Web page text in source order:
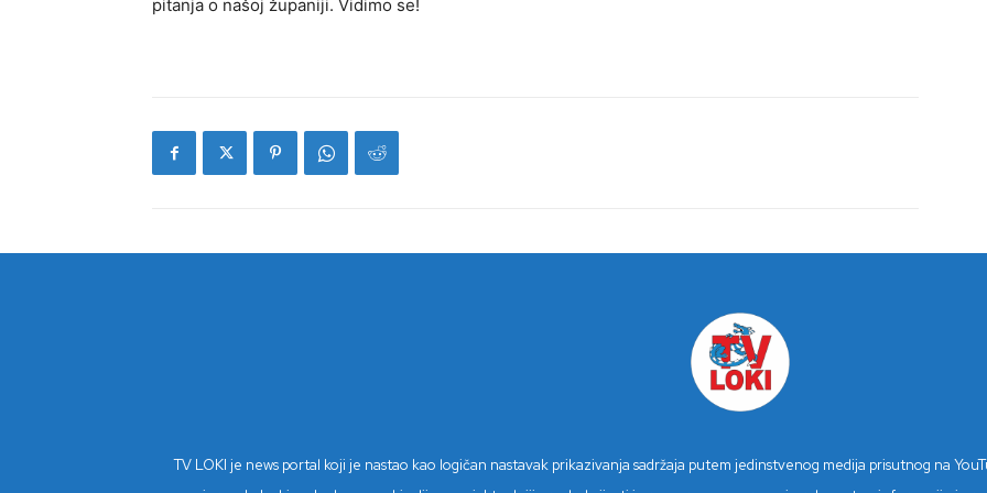
pitanja o našoj županiji. Vidimo se!
TV LOKI je news portal koji je nastao kao logičan nastavak prikazivanja sadržaja putem jedinstvenog medija prisutnog na